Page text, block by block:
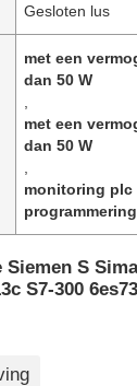
Gesloten lus
met een
dan 50 W
met een
dan 50 W
monitoring plc
S
S7-300